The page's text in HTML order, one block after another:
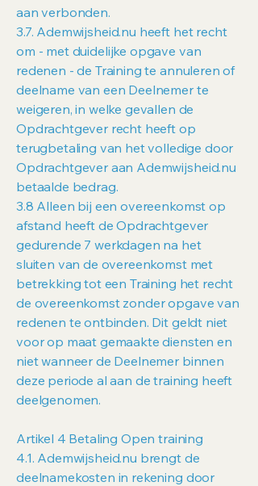
aan verbonden.
3.7. Ademwijsheid.nu heeft het recht
om - met duidelijke opgave van
redenen - de Training te annuleren of
deelname van een Deelnemer te
weigeren, in welke gevallen de
Opdrachtgever recht heeft op
terugbetaling van het volledige door
Opdrachtgever aan Ademwijsheid.nu
betaalde bedrag.
3.8 Alleen bij een overeenkomst op
afstand heeft de Opdrachtgever
gedurende 7 werkdagen na het
sluiten van de overeenkomst met
betrekking tot een Training het recht
de overeenkomst zonder opgave van
redenen te ontbinden. Dit geldt niet
voor op maat gemaakte diensten en
niet wanneer de Deelnemer binnen
deze periode al aan de training heeft
deelgenomen.
Artikel 4 Betaling Open training
4.1. Ademwijsheid.nu brengt de
deelnamekosten in rekening door